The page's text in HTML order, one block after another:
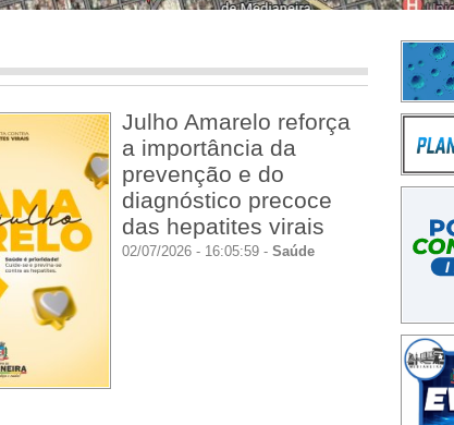
Julho Amarelo reforça
a importância da
prevenção e do
diagnóstico precoce
das hepatites virais
02/07/2026 - 16:05:59 - Saúde